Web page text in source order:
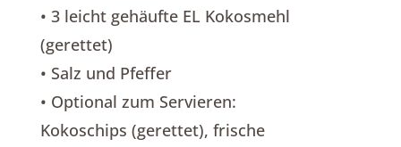
• 3 leicht gehäufte EL Kokosmehl
(gerettet)
• Salz und Pfeffer
• Optional zum Servieren:
Kokoschips (gerettet), frische